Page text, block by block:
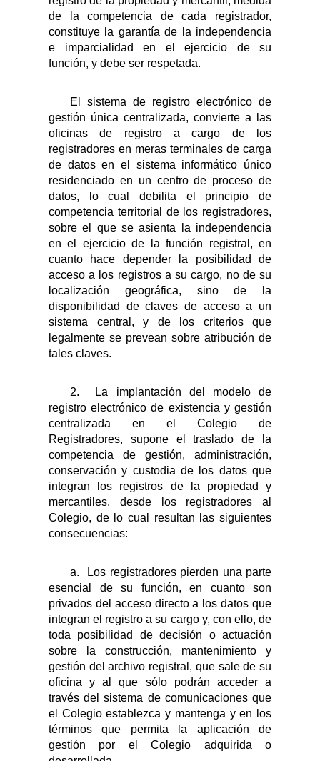
de la competencia de cada registrador,
constituye la garantía de la independencia
e imparcialidad en el ejercicio de su
función, y debe ser respetada.
El sistema de registro electrónico de
gestión única centralizada, convierte a las
oficinas de registro a cargo de los
registradores en meras terminales de carga
de datos en el sistema informático único
residenciado en un centro de proceso de
datos, lo cual debilita el principio de
competencia territorial de los registradores,
sobre el que se asienta la independencia
en el ejercicio de la función registral, en
cuanto hace depender la posibilidad de
acceso a los registros a su cargo, no de su
localización geográfica, sino de la
disponibilidad de claves de acceso a un
sistema central, y de los criterios que
legalmente se prevean sobre atribución de
tales claves.
2.
La implantación del modelo de
registro electrónico de existencia y gestión
centralizada en el Colegio de
Registradores, supone el traslado de la
competencia de gestión, administración,
conservación y custodia de los datos que
integran los registros de la propiedad y
mercantiles, desde los registradores al
Colegio, de lo cual resultan las siguientes
consecuencias:
a.
Los registradores pierden una parte
esencial de su función, en cuanto son
privados del acceso directo a los datos que
integran el registro a su cargo y, con ello, de
toda posibilidad de decisión o actuación
sobre la construcción, mantenimiento y
gestión del archivo registral, que sale de su
oficina y al que sólo podrán acceder a
través del sistema de comunicaciones que
el Colegio establezca y mantenga y en los
términos que permita la aplicación de
gestión por el Colegio adquirida o